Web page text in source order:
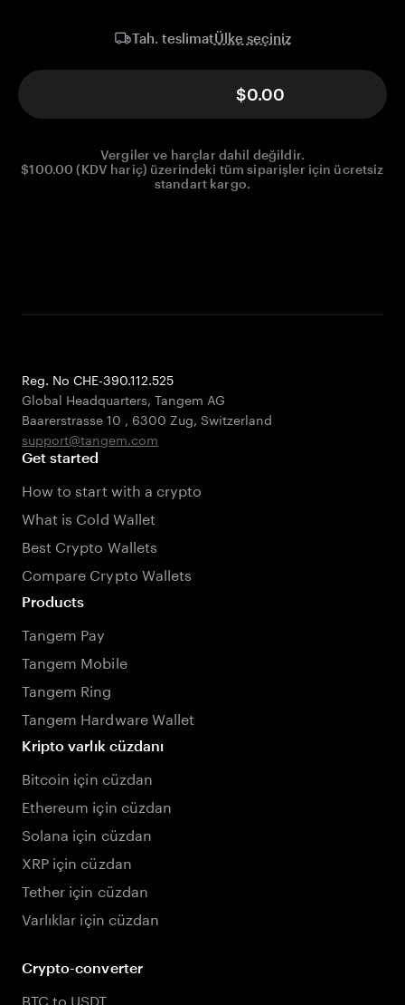
Tah. teslimatÜlke seçiniz
$0.00
Vergiler ve harçlar dahil değildir.
$100.00 (KDV hariç) üzerindeki tüm siparişler için ücretsiz
standart kargo.
Reg. No CHE-390.112.525
Global Headquarters, Tangem AG
Baarerstrasse 10 , 6300 Zug, Switzerland
support@tangem.com
Get started
How to start with a crypto
What is Cold Wallet
Best Crypto Wallets
Compare Crypto Wallets
Products
Tangem Pay
Tangem Mobile
Tangem Ring
Tangem Hardware Wallet
Kripto varlık cüzdanı
Bitcoin için cüzdan
Ethereum için cüzdan
Solana için cüzdan
XRP için cüzdan
Tether için cüzdan
Varlıklar için cüzdan
Crypto-converter
BTC to USDT